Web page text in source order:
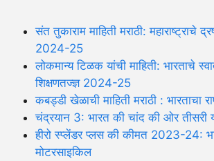
संत तुकाराम माहिती मराठी: महाराष्ट्राचे
2024-25
लोकमान्य टिळक यांची माहिती: भारताचे
शिक्षणतज्ज्ञ 2024-25
कबड्डी खेळाची माहिती मराठी :
चंद्रयान 3: भारत की चांद की ओर तीसरी
हीरो स्प्लेंडर प्लस की कीमत 2023-24:
मोटरसाइकिल